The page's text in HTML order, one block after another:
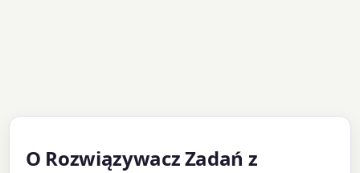
O Rozwiązywacz Zadań z